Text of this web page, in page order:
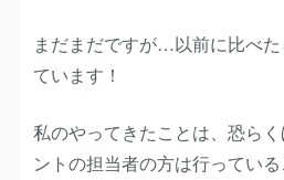
まだまだですが…以前に比べ
ています！
私のやってきたことは、恐ら
ントの担当者の方は行ってい